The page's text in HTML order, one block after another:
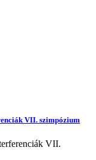
VII. szimpózium
VII.